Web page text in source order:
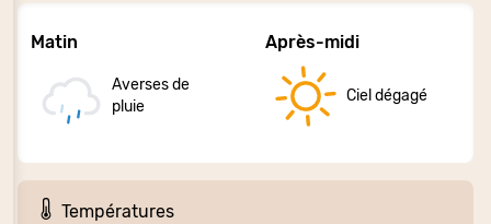
Matin
Averses de
pluie
Après-midi
Ciel dégagé
Températures